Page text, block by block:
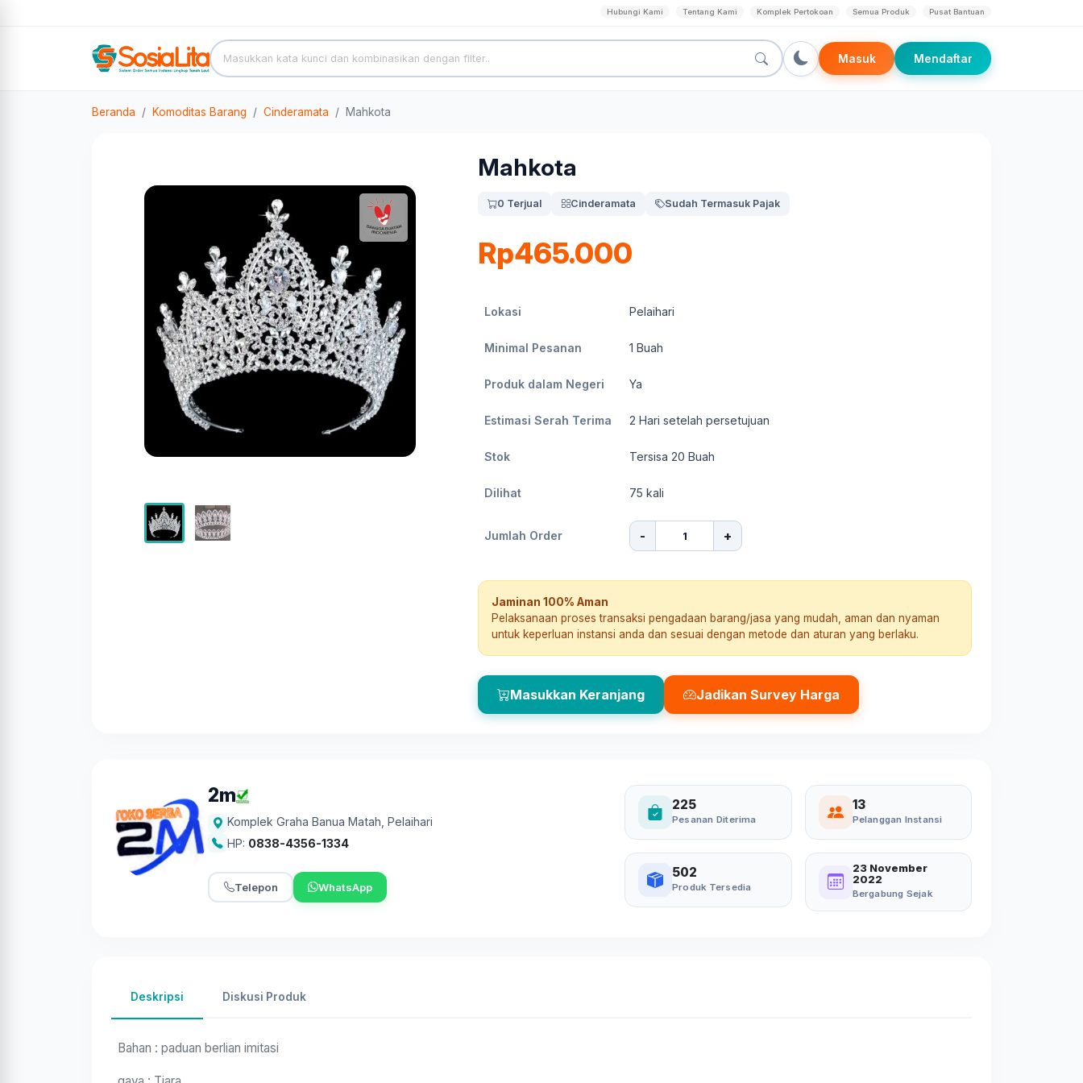
Hubungi Kami Tentang Kami Komplek Pertokoan Semua Produk Pusat Bantuan
Masuk Mendaftar
Beranda Komoditas Barang Cinderamata Mahkota
Mahkota
0 Terjual Cinderamata Sudah Termasuk Pajak
Rp465.000
Lokasi Pelaihari
Minimal Pesanan 1 Buah
Produk dalam Negeri Ya
Estimasi Serah Terima 2 Hari setelah persetujuan
Stok Tersisa 20 Buah
Dilihat 75 kali
Jumlah Order - +
Jaminan 100% Aman
Pelaksanaan proses transaksi pengadaan barang/jasa yang mudah, aman dan nyaman
untuk keperluan instansi anda dan sesuai dengan metode dan aturan yang berlaku.
Masukkan Keranjang Jadikan Survey Harga
2m
Komplek Graha Banua Matah Pelaihari
HP: 0838-4356-1334
Telepon WhatsApp
225
Pesanan Diterima
13
Pelanggan Instansi
502
Produk Tersedia
23 November
2022
Bergabung Sejak
Deskripsi Diskusi Produk
Bahan : paduan berlian imitasi